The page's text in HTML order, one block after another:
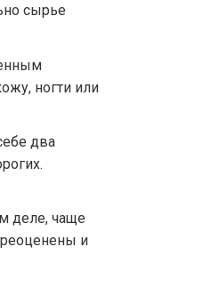
сырье
ногти или
два
деле, чаще
и